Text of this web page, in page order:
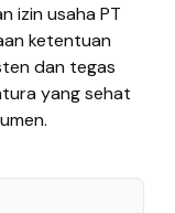
izin usaha PT
ketentuan
dan tegas
yang sehat